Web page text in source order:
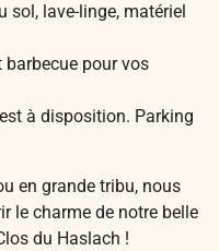
sol, lave-linge, matériel
barbecue pour vos
à disposition. Parking
en grande tribu, nous
le charme de notre belle
du Haslach !